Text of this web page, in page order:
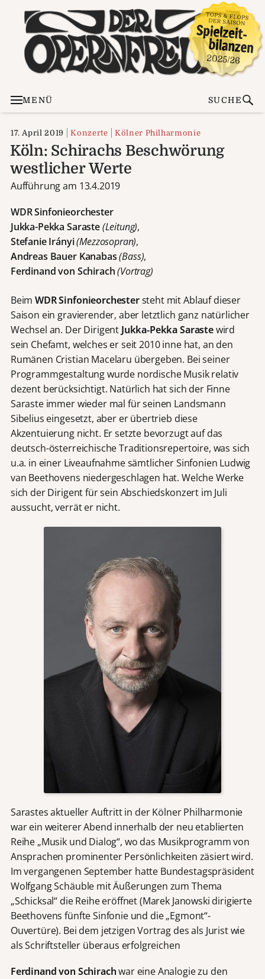
MENÜ SUCHE
17. April 2019 Konzerte Kölner Philharmonie
Köln: Schirachs Beschwörung
westlicher Werte
Aufführung am 13.4.2019
WDR Sinfonieorchester
Jukka-Pekka Saraste(Leitung),
Stefanie Irányi(Mezzosopran),
Andreas Bauer Kanabas(Bass),
Ferdinand von Schirach(Vortrag)
BeimWDR Sinfonieorchestersteht mit Ablauf dieser
Saison ein gravierender, aber letztlich ganz natürlicher
Wechsel an. Der Dirigent Jukka-Pekka Sarastewird
sein Chefamt, welches er seit 2010 inne hat, an den
Rumänen Cristian Macelaru übergeben. Bei seiner
Programmgestaltung wurde nordische Musik relativ
dezent berücksichtigt. Natürlich hat sich der Finne
Saraste immer wieder mal für seinen Landsmann
Sibelius eingesetzt, aber er übertrieb diese
Akzentuierung nicht. Er setzte bevorzugt auf das
deutsch-österreichische Traditionsrepertoire, was sich
u.a. in einer Liveaufnahme sämtlicher Sinfonien Ludwig
van Beethovens niedergeschlagen hat. Welche Werke
sich der Dirigent für sein Abschiedskonzert im Juli
aussucht, verrät er nicht.
Sarastes aktueller Auftritt in der Kölner Philharmonie
war ein weiterer Abend innerhalb der neu etablierten
Reihe „Musik und Dialog“, wo das Musikprogramm von
Ansprachen prominenter Persönlichkeiten zäsiert wird.
Im vergangenen September hatte Bundestagspräsident
Wolfgang Schäuble mit Äußerungen zum Thema
„Schicksal“ die Reihe eröffnet (Marek Janowski dirigierte
Beethovens fünfte Sinfonie und die „Egmont“-
Ouvertüre). Bei dem jetzigen Vortrag des als Jurist wie
als Schriftsteller überaus erfolgreichen
Ferdinand von Schirachwar eine Analogie zu den